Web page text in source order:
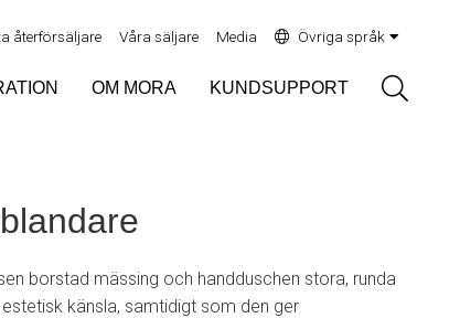
återförsäljare Våra säljare Media Övriga språk
OM MORA KUNDSUPPORT
borstad mässing och handduschen stora, runda
känsla, samtidigt som den ger